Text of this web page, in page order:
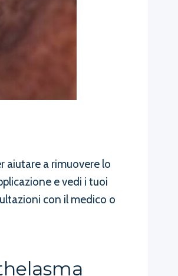
aiutare a rimuovere lo
e vedi i tuoi
con il medico o